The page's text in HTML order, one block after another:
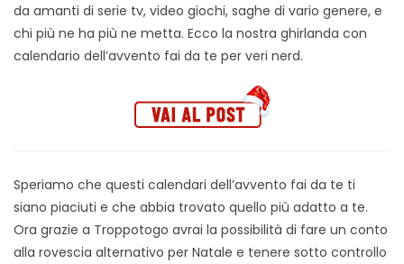
da amanti di serie tv, video giochi, saghe di vario genere, e
chi più ne ha più ne metta. Ecco la nostra ghirlanda con
calendario dell’avvento fai da te per veri nerd.
Speriamo che questi calendari dell’avvento fai da te ti
siano piaciuti e che abbia trovato quello più adatto a te.
Ora grazie a Troppotogo avrai la possibilità di fare un conto
alla rovescia alternativo per Natale e tenere sotto controllo